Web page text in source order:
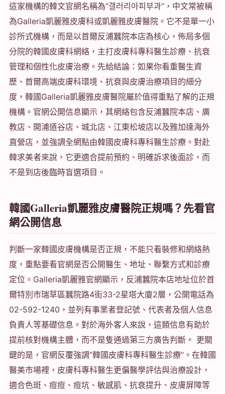
這家機構的韓文官網名稱為“갤러리아피부과”，中文常被稱
為Galleria凱麗雅皮膚科或凱麗雅皮膚醫院。它不是單一小
診所式機構，而是以首爾反浦蠶院本店為核心，佈局多個
分院的韓國皮膚科網絡，主打皮膚科專科醫生診療、抗衰
管理和個性化皮膚治療。先給結論：如果你看重醫生資
歷、首爾高端皮膚科環境、抗衰與皮膚治療項目的細分
度，韓國Galleria凱麗雅皮膚醫院屬於值得重點了解的正規
機構。官網公開信息顯示，其網絡包含反浦蠶院本店、廣
教店、開浦道谷店、城北店、江東松坡店以及雅加達海外
直營店，並強調全網點由韓國皮膚科專科醫生診療。對赴
韓求美者來說，它更適合提前預約、明確訴求後面診，而
不是到店後臨時盲選項目。
韓國Galleria凱麗雅皮膚醫院正規嗎？先看官
網公開信息
判斷一家韓國皮膚機構是否正規，不能只看裝修和網絡熱
度，重點要看官網是否公開醫生、地址、聯繫方式和診療
定位。Galleria凱麗雅官網顯示，反浦蠶院本店地址位於首
爾特別市瑞草區蠶院路4街33-2星塔大廈2層，公開電話為
02-592-1240，並列有事業者登記號、代表者及個人信息
負責人等基礎信息。對於海外客人來說，這類信息有助於
提前核對機構主體，而不是隻通過第三方廣告判斷。 更關
鍵的是，官網反覆強調“韓國皮膚科專科醫生診療”。在韓國
醫美市場裡，皮膚科專科醫生更偏醫學評估與治療設計，
適合色斑、痘痘、痘坑、敏感肌、抗衰提升、皮膚屏障等